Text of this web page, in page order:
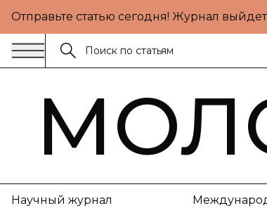
Отправьте статью сегодня! Журнал выйдет
Научный журнал